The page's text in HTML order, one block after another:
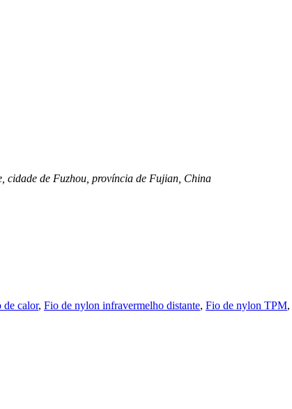
cidade de Fuzhou, província de Fujian, China
de calor, Fio de nylon infravermelho distante, Fio de nylon TPM,